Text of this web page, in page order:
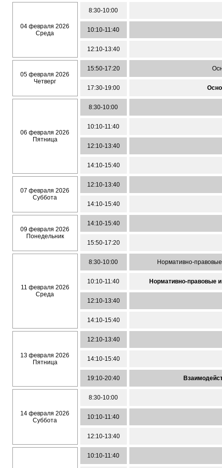
04 февраля 2026
Среда
8:30-10:00
10:10-11:40
12:10-13:40
05 февраля 2026
Четверг
15:50-17:20
17:30-19:00
06 февраля 2026
Пятница
8:30-10:00
10:10-11:40
12:10-13:40
14:10-15:40
07 февраля 2026
Суббота
12:10-13:40
14:10-15:40
09 февраля 2026
Понедельник
14:10-15:40
15:50-17:20
11 февраля 2026
Среда
8:30-10:00 Нормативно-
10:10-11:40 Нормативно-правовые
12:10-13:40
14:10-15:40
13 февраля 2026
Пятница
12:10-13:40
14:10-15:40
19:10-20:40
14 февраля 2026
Суббота
8:30-10:00
10:10-11:40
12:10-13:40
10:10-11:40